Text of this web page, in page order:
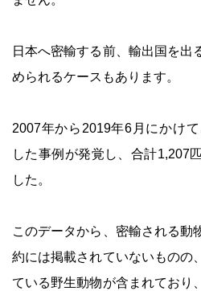
日本へ密輸する前、輸出国を出
められるケースもあります。
2007年から2019年6月にかけ
した事例が発覚し、合計1,207
した。
このデータから、密輸される動
約には掲載されていないものの
ている野生動物が含まれており